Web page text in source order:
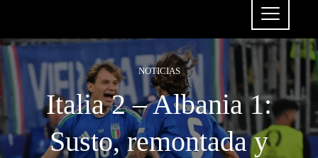
NOTICIAS
Italia 2 – Albania 1:
Susto, remontada y